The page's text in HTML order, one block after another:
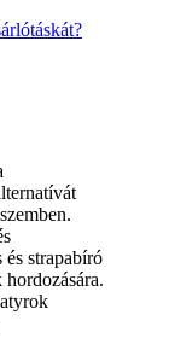
és strapabíró